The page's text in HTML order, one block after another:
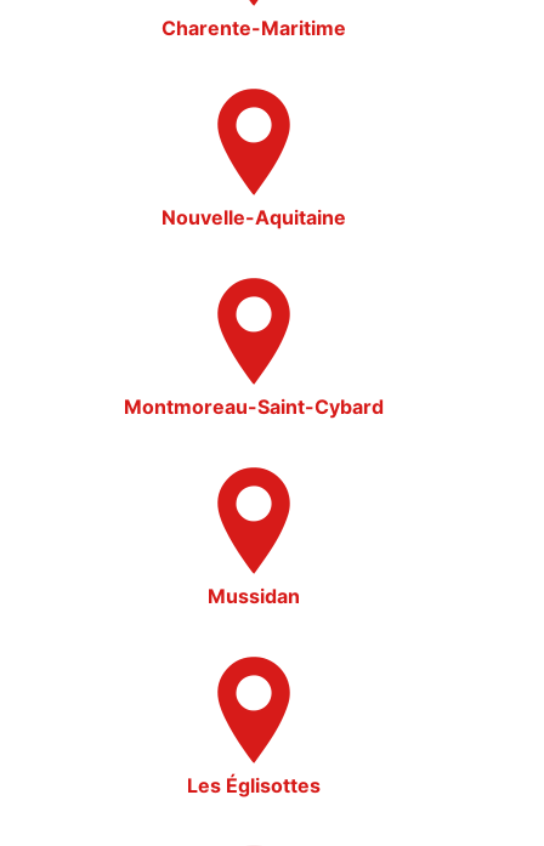
Charente-Maritime
Nouvelle-Aquitaine
Montmoreau-Saint-Cybard
Mussidan
Les Églisottes